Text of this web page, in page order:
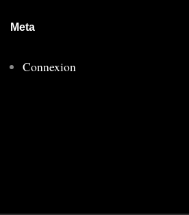
Meta
Connexion